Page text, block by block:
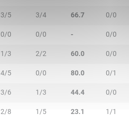
3/5 3/4 66.7 0/0
0/0 0/0 - 0/0
1/3 2/2 60.0 0/0
4/5 0/0 80.0 0/1
3/6 1/3 44.4 0/0
2/8 1/5 23.1 1/1